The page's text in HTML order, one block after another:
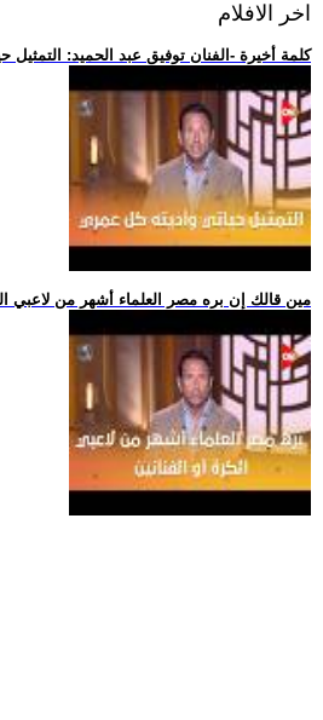
اخر الافلام
.. كلمة أخيرة -الفنان توفيق عبد الحميد: التمثيل
.. مين قالك إن بره مصر العلماء أشهر من لاعبي